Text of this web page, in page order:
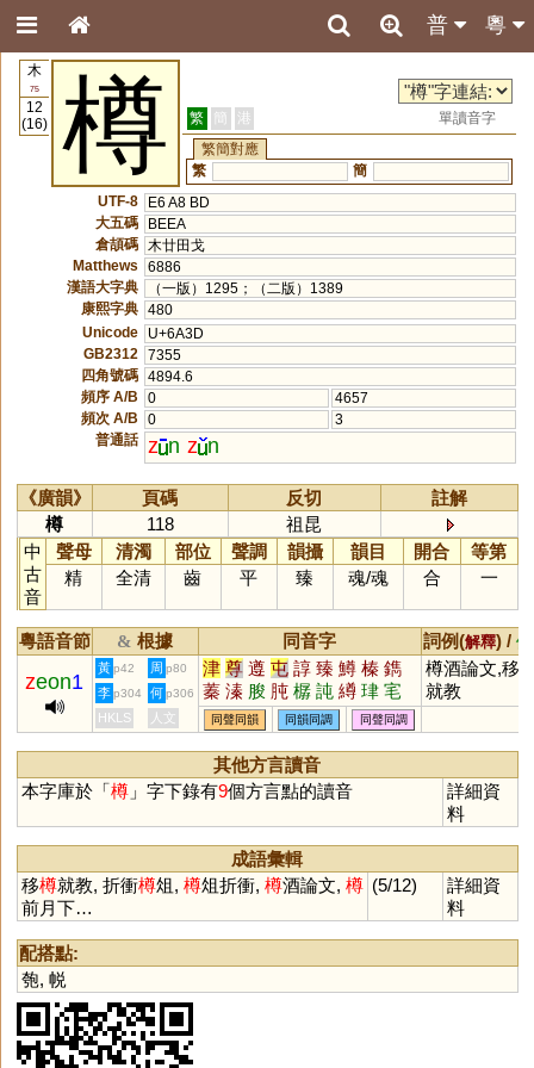
粵
普
木
75
12
(16)
樽 繁 簡 港
單讀音字
繁簡對應
繁
簡
UTF-8
E6 A8 BD
大五碼
BEEA
倉頡碼
木廿田戈
Matthews
6886
漢語大字典
（一版）1295；（二版）1389
康熙字典 480
Unicode
U+6A3D
GB2312
7355
四角號碼 4894.6
頻序 A/B
0
4657
頻次 A/B
0
3
普通話 z n z n
《廣韻》 頁碼 反切
註解
樽
118
祖昆
中
古
音
聲母 清濁 部位 聲調 韻攝 韻目 開合
等第
精
全清 齒 平 臻 魂/魂 合 一
粵語音節 & 根據 同音字 詞例(解釋) /
zeon1
黃 p42 周 p80 津 尊 遵 屯 諄 臻 鱒 榛 鐫
蓁 溱 朘 肫 樼 訰 繜 珒 宒
嶟 堻 鷷 潧 鐏 墫 瑧 鱆 啍
僎 轃 獉 窀 迍 忳
樽酒論文,移
就教
李 p304 何 p306
HKLS 人文 同聲同韻 同韻同調 同聲同調
其他方言讀音
本字庫於「樽」字下錄有9個方言點的讀音
詳細資
料
成語彙輯
移樽就教, 折衝樽俎, 樽俎折衝, 樽酒論文, 樽
前月下…
(5/12)
詳細資
料
配搭點:
匏, 帨